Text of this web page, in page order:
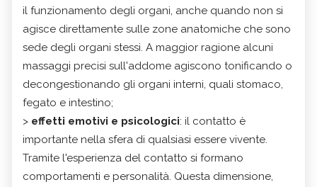
il funzionamento degli organi, anche quando non si
agisce direttamente sulle zone anatomiche che sono
sede degli organi stessi. A maggior ragione alcuni
massaggi precisi sull'addome agiscono tonificando o
decongestionando gli organi interni, quali stomaco,
fegato e intestino;
> effetti emotivi e psicologici: il contatto è
importante nella sfera di qualsiasi essere vivente.
Tramite l'esperienza del contatto si formano
comportamenti e personalità. Questa dimensione,